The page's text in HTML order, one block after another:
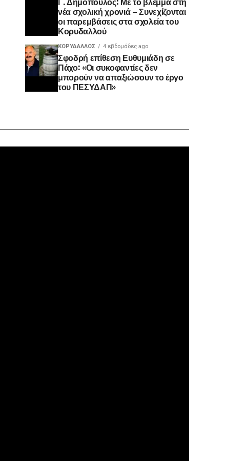
νέα σχολική χρονιά – Συνεχίζονται
οι παρεμβάσεις στα σχολεία του
Κορυδαλλού
ΚΟΡΥΔΑΛΛΟΣ 4 εβδομάδες ago
Σφοδρή επίθεση Ευθυμιάδη σε
Πάχο: «Οι συκοφαντίες δεν
μπορούν να απαξιώσουν το έργο
του ΠΕΣΥΔΑΠ»